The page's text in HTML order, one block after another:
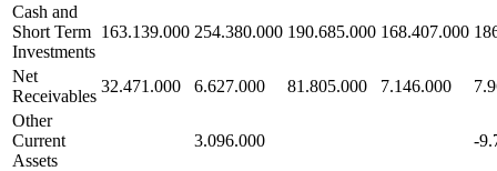
Cash and
Short Term
Investments
163.139.000 254.380.000 190.685.000 168.407.000
Net
Receivables
32.471.000 6.627.000 81.805.000 7.146.000
Other
Current
Assets
3.096.000 -